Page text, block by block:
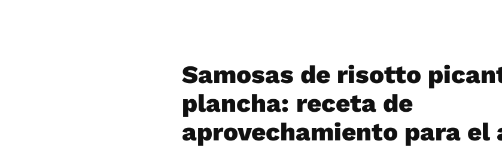
Samosas de risotto
plancha: receta de
aprovechamiento para el